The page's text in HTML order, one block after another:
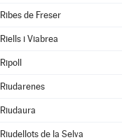
Ribes de Freser
Riells i Viabrea
Ripoll
Riudarenes
Riudaura
Riudellots de la Selva